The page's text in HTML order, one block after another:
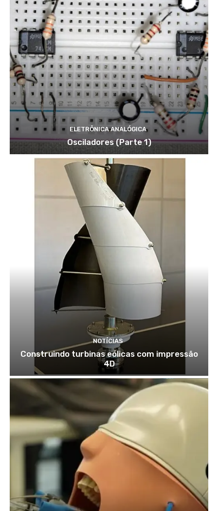
ELETRÔNICA ANALÓGICA
Osciladores (Parte 1)
NOTÍCIAS
Construindo turbinas eólicas com impressão
4D